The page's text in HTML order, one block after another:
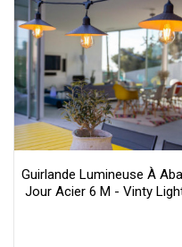
Guirlande Lumineuse À
Jour Acier 6 M - Vinty